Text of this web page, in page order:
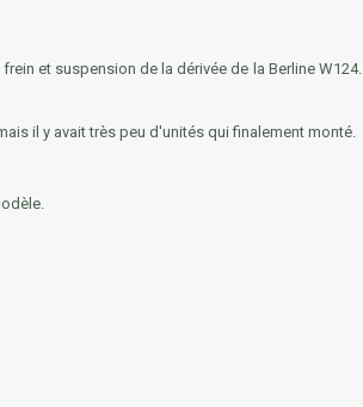
et suspension de la dérivée de la Berline
il y avait très peu d'unités qui finalement monté.